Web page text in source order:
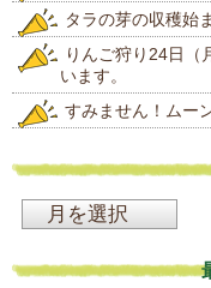
タラの芽の収穫始
りんご狩り24日（
います。
すみません！ムー